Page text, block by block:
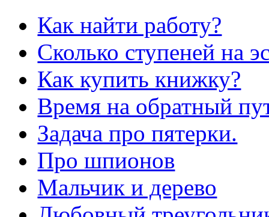
Как найти работу?
Сколько ступеней на
Как купить книжку?
Время на обратный
Задача про пятерки.
Про шпионов
Мальчик и дерево